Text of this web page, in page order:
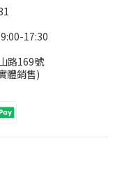
17:30
路169號
體銷售)